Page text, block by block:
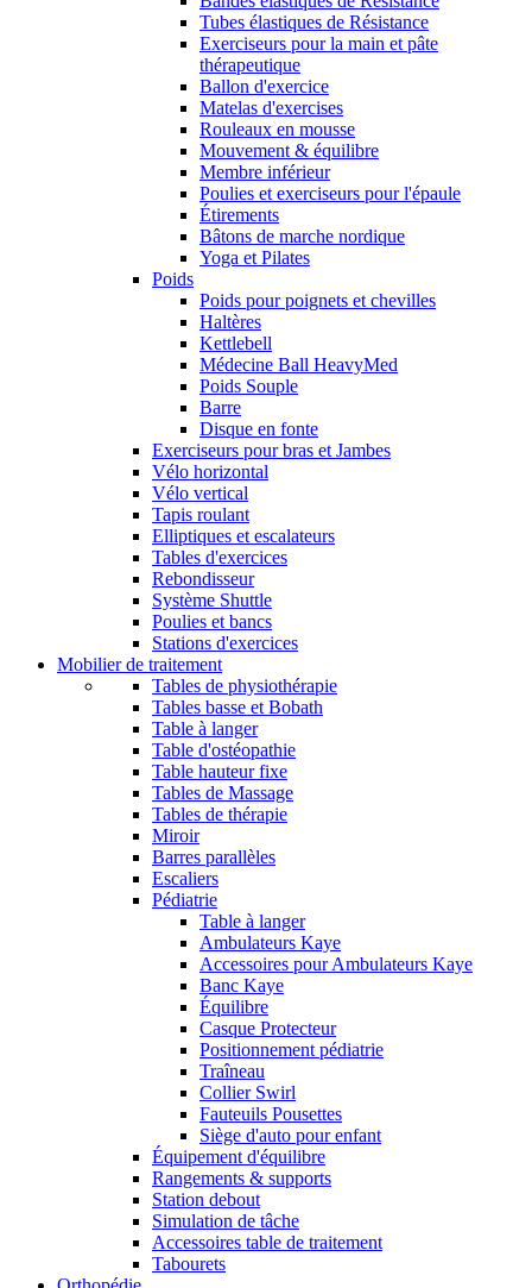
Tubes élastiques de Résistance
Exerciseurs pour la main et pâte
thérapeutique
Ballon d'exercice
Matelas d'exercises
Rouleaux en mousse
Mouvement & équilibre
Membre inférieur
Poulies et exerciseurs pour l'épaule
Étirements
Bâtons de marche nordique
Yoga et Pilates
Poids
Poids pour poignets et chevilles
Haltères
Kettlebell
Médecine Ball HeavyMed
Poids Souple
Barre
Disque en fonte
Exerciseurs pour bras et Jambes
Vélo horizontal
Vélo vertical
Tapis roulant
Elliptiques et escalateurs
Tables d'exercices
Rebondisseur
Système Shuttle
Poulies et bancs
Stations d'exercices
Mobilier de traitement
Tables de physiothérapie
Tables basse et Bobath
Table à langer
Table d'ostéopathie
Table hauteur fixe
Tables de Massage
Tables de thérapie
Miroir
Barres parallèles
Escaliers
Pédiatrie
Table à langer
Ambulateurs Kaye
Accessoires pour Ambulateurs Kaye
Banc Kaye
Équilibre
Casque Protecteur
Positionnement pédiatrie
Traîneau
Collier Swirl
Fauteuils Pousettes
Siège d'auto pour enfant
Équipement d'équilibre
Rangements & supports
Station debout
Simulation de tâche
Accessoires table de traitement
Tabourets